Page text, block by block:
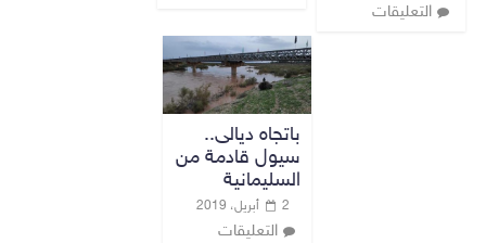
التعليقات
باتجاه ديالى..
سيول قادمة من
السليمانية
2 أبريل، 2019
التعليقات